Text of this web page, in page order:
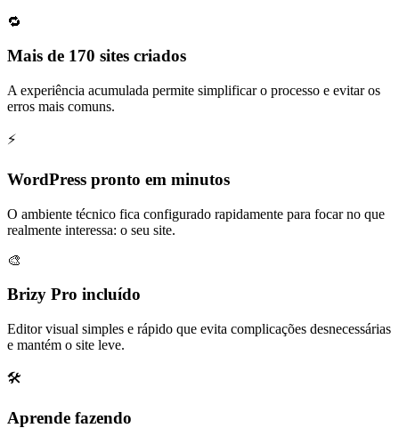
🔁
Mais de 170 sites criados
A experiência acumulada permite simplificar o processo e evitar os
erros mais comuns.
⚡
WordPress pronto em minutos
O ambiente técnico fica configurado rapidamente para focar no que
realmente interessa: o seu site.
🎨
Brizy Pro incluído
Editor visual simples e rápido que evita complicações desnecessárias
e mantém o site leve.
🛠️
Aprende fazendo